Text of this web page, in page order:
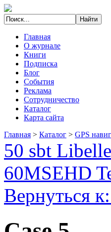
Главная
О журнале
Книги
Подписка
Блог
События
Реклама
Сотрудничество
Каталог
Карта сайта
Главная > Каталог > GPS
50 sbt
60MSEHD
Вернуться